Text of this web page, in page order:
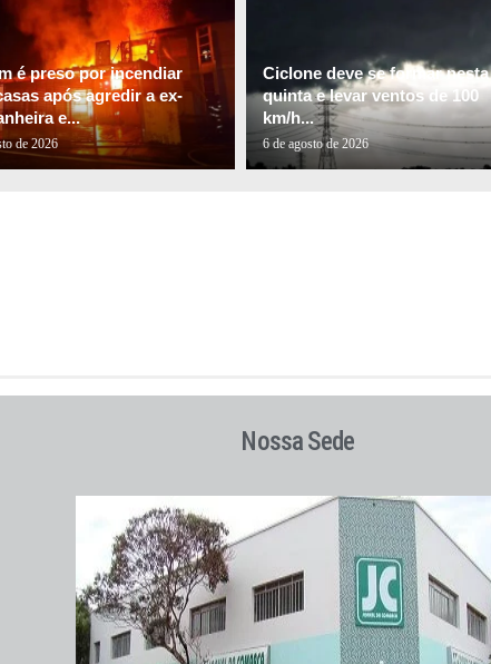
é preso por incendiar
após agredir a ex-
e...
de 2026
Ciclone deve se formar nesta
quinta e levar ventos de 100
km/h...
6 de agosto de 2026
Nossa Sede